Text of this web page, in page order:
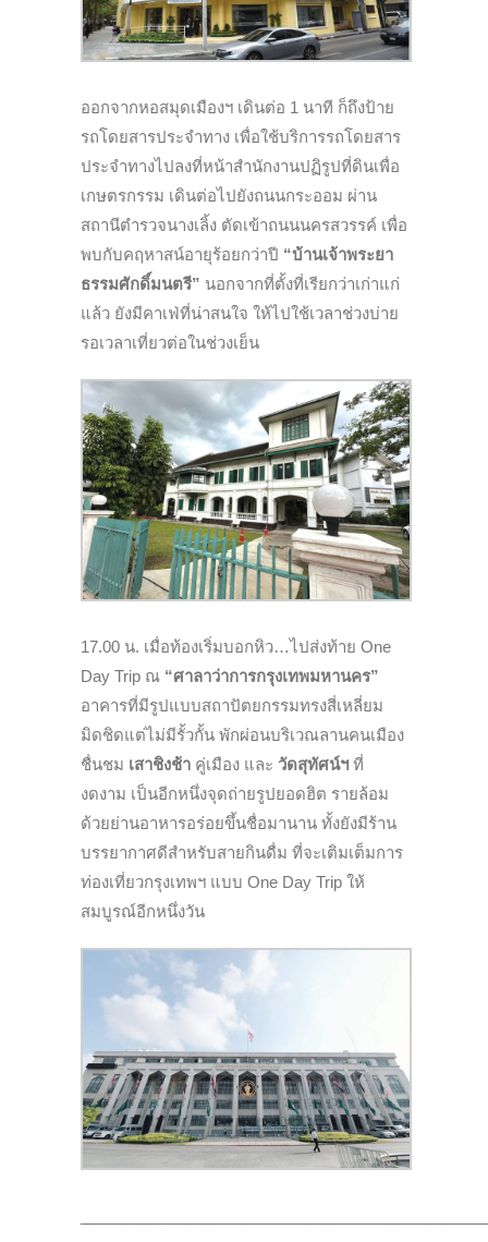
ออกจากหอสมุดเมืองฯ เดินต่อ 1 นาที ก็ถึงป้าย
รถโดยสารประจำทาง เพื่อใช้บริการรถโดยสาร
ประจำทางไปลงที่หน้าสำนักงานปฏิรูปที่ดินเพื่อ
เกษตรกรรม เดินต่อไปยังถนนกระออม ผ่าน
สถานีตำรวจนางเลิ้ง ตัดเข้าถนนนครสวรรค์ เพื่อ
พบกับคฤหาสน์อายุร้อยกว่าปี “บ้านเจ้าพระยา
ธรรมศักดิ์มนตรี” นอกจากที่ตั้งที่เรียกว่าเก่าแก่
แล้ว ยังมีคาเฟ่ที่น่าสนใจ ให้ไปใช้เวลาช่วงบ่าย
รอเวลาเที่ยวต่อในช่วงเย็น
17.00 น. เมื่อท้องเริ่มบอกหิว…ไปส่งท้าย One
Day Trip ณ “ศาลาว่าการกรุงเทพมหานคร”
อาคารที่มีรูปแบบสถาปัตยกรรมทรงสี่เหลี่ยม
มิดชิดแต่ไม่มีรั้วกั้น พักผ่อนบริเวณลานคนเมือง
ชื่นชม เสาชิงช้า คู่เมือง และ วัดสุทัศน์ฯ ที่
งดงาม เป็นอีกหนึ่งจุดถ่ายรูปยอดฮิต รายล้อม
ด้วยย่านอาหารอร่อยขึ้นชื่อมานาน ทั้งยังมีร้าน
บรรยากาศดีสำหรับสายกินดื่ม ที่จะเติมเต็มการ
ท่องเที่ยวกรุงเทพฯ แบบ One Day Trip ให้
สมบูรณ์อีกหนึ่งวัน